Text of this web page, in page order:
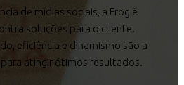
de mídias sociais, a Frog é
soluções para o cliente.
eficiência e dinamismo são a
atingir ótimos resultados.